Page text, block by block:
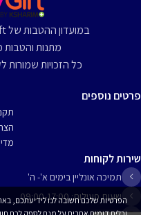
מתנות והטבות
כל הזכויות שמורות
פרטים נוספים
שירות לקוחות
תמיכה אונליין בימים א'- ה'
שעות פעילות: 09:00-17:00